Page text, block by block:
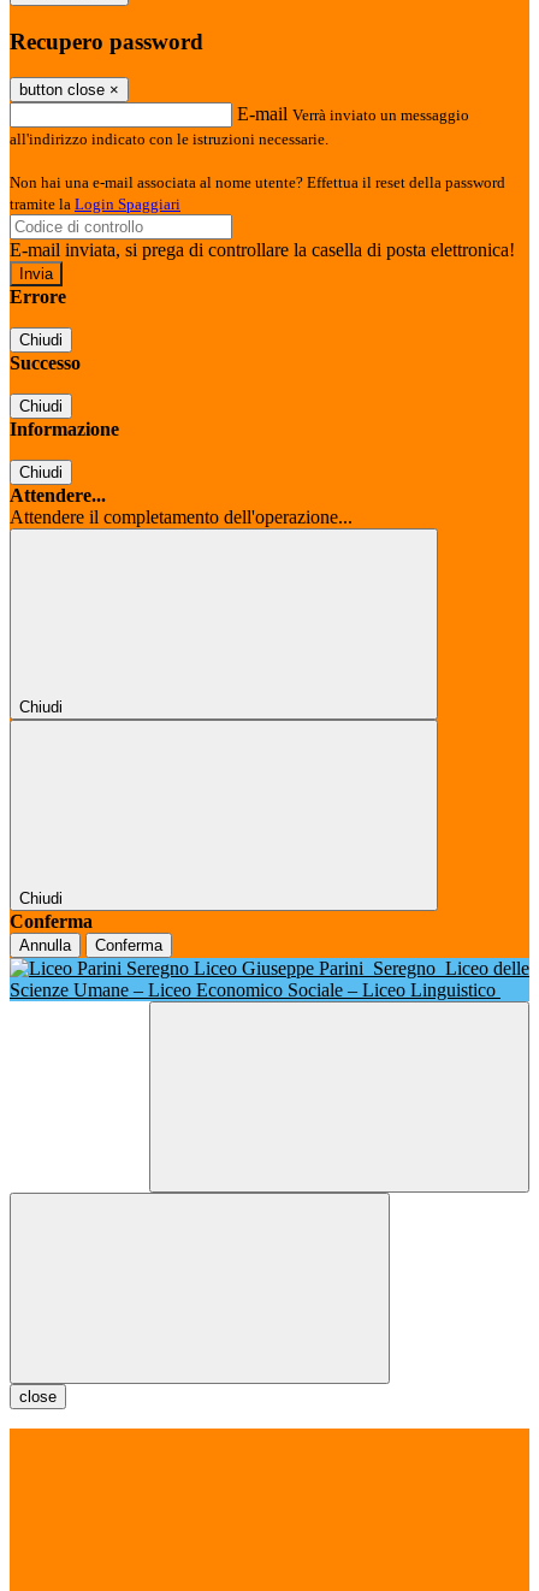
Recupero password
button close ×
E-mail Verrà inviato un messaggio
all'indirizzo indicato con le istruzioni necessarie.
Non hai una e-mail associata al nome utente? Effettua il reset della password
tramite la Login Spaggiari
E-mail inviata, si prega di controllare la casella di posta elettronica!
Errore
Chiudi
Successo
Chiudi
Informazione
Chiudi
Attendere...
Attendere il completamento dell'operazione...
Chiudi
Chiudi
Conferma
Annulla Conferma
Liceo Giuseppe Parini Seregno Liceo delle
Scienze Umane – Liceo Economico Sociale – Liceo Linguistico
close